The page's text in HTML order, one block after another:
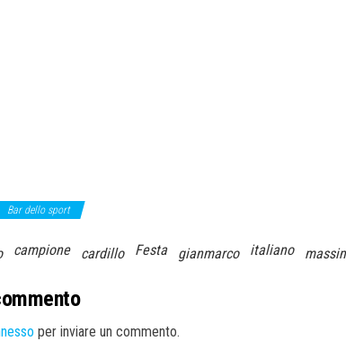
Bar dello sport
campione cardillo Festa gianmarco italiano
per inviare un commento.